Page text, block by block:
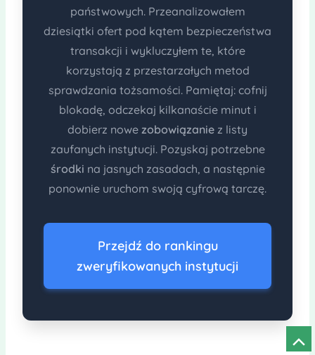
państwowych. Przeanalizowałem
dziesiątki ofert pod kątem bezpieczeństwa
transakcji i wykluczyłem te, które
korzystają z przestarzałych metod
sprawdzania tożsamości. Pamiętaj: cofnij
blokadę, odczekaj kilkanaście minut i
dobierz nowe zobowiązanie z listy
zaufanych instytucji. Pozyskaj potrzebne
środki na jasnych zasadach, a następnie
ponownie uruchom swoją cyfrową tarczę.
Przejdź do rankingu
zweryfikowanych instytucji